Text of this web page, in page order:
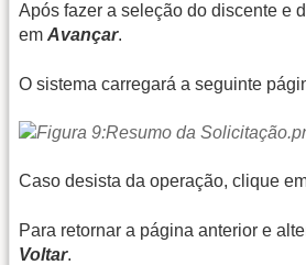
Após fazer a seleção do discente e
em Avançar.
O sistema carregará a seguinte
Caso desista da operação, clique
Para retornar a página anterior e
Voltar.